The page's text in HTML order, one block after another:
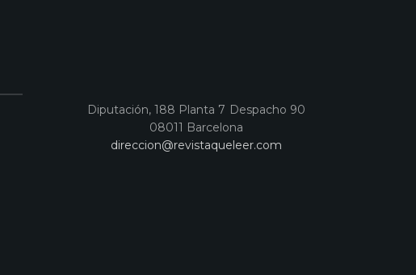
Diputación, 188 Planta 7 Despacho 90
08011 Barcelona
direccion@revistaqueleer.com